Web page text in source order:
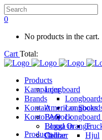
0
No products in the cart.
Cart Total:
Products
Longboard
Hjul
Kampanjer
Brands
American Socks
Bedrock
Blood Orange
Caliber
Kontakt
FAQ
Konto
Logga in
Ordrar
Products